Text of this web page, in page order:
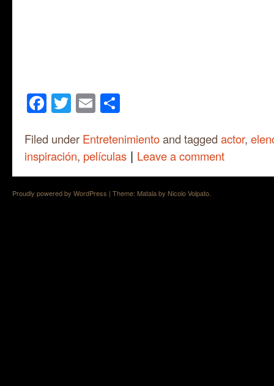
Facebook
Twitter
Email
Filed under Entretenimientoand tagged actor,
inspiración, películas | Leave a comment
Proudly powered by WordPress | Theme: Matala by Nicolo Volpato